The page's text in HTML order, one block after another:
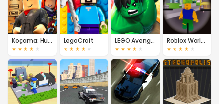
Kogama: Human vs Roblox
★ ★ ★ ★ ★
LegoCraft
★ ★ ★ ★ ★
LEGO Avengers Hulk
★ ★ ★ ★ ★
Roblox World Shooter
★ ★ ★ ★ ★